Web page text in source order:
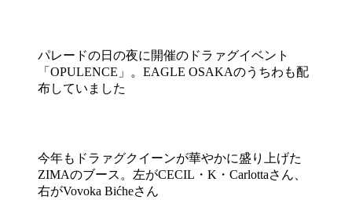
パレードの日の夜に開催のドラァグイベント
「OPULENCE」。EAGLE OSAKAのうちわも配
布していました
今年もドラァグクイーンが華やかに盛り上げた
ZIMAのブース。左がCECIL・K・Carlottaさん、
右がVovoka Bićheさん